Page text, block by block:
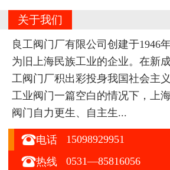
关于我们
良工阀门厂有限公司创建于1946
为旧上海民族工业的企业。在新
工阀门厂积出彩投身我国社会主
工业阀门一篇空白的情况下，上
阀门自力更生、自主生...
电话 15098929951
热线 0531—85816056